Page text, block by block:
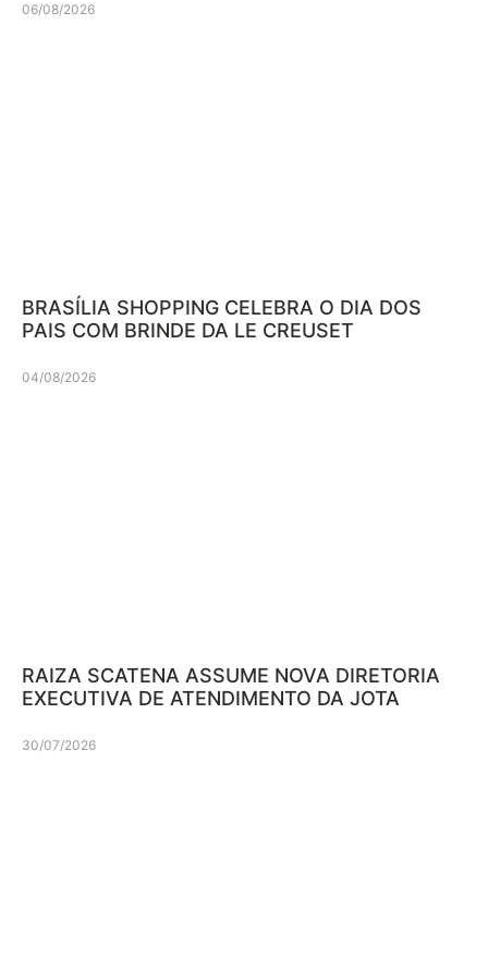
06/08/2026
BRASÍLIA SHOPPING CELEBRA O DIA DOS
PAIS COM BRINDE DA LE CREUSET
04/08/2026
RAIZA SCATENA ASSUME NOVA DIRETORIA
EXECUTIVA DE ATENDIMENTO DA JOTA
30/07/2026